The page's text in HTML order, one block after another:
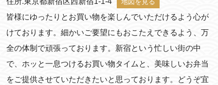
皆様にゆったりとお買い物を楽しんでいただけるよう心が
けております。細かいご要望にもおこたえできるよう、万
全の体制で頑張っております。新宿という忙しい街の中
で、ホッと一息つけるお買い物タイムと、美味しいお弁当
をご提供させていただきたいと思っております。どうぞ宜